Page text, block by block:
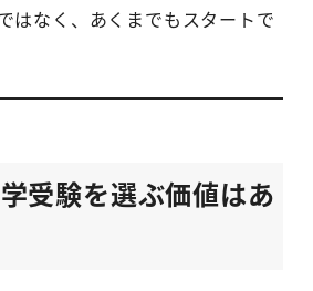
はなく、あくまでもスタートで
受験を選ぶ価値はあ